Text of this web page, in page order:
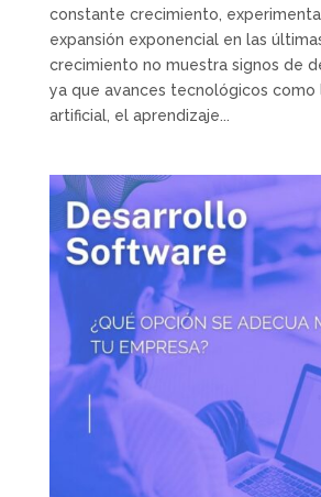
constante crecimiento,
expansión exponencial en las
crecimiento no muestra signos de
ya que avances tecnológicos como
artificial, el aprendizaje...